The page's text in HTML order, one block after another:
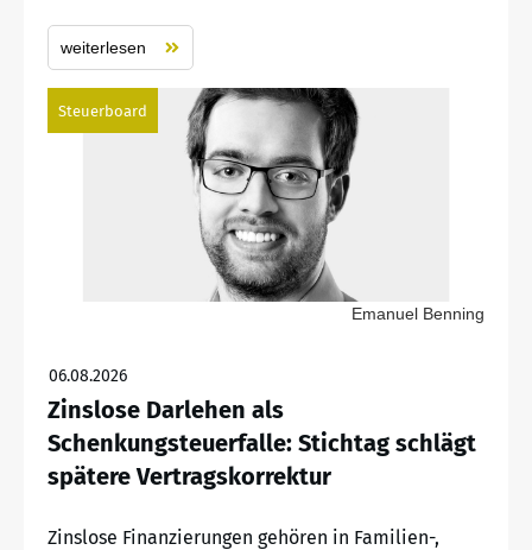
weiterlesen
Steuerboard
Emanuel Benning
06.08.2026
Zinslose Darlehen als
Schenkungsteuerfalle: Stichtag schlägt
spätere Vertragskorrektur
Zinslose Finanzierungen gehören in Familien-,